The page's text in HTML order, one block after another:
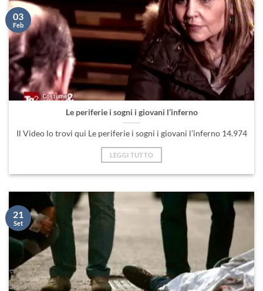
Le periferie i sogni i giovani l’inferno
Il Video lo trovi qui Le periferie i sogni i giovani l’inferno 14.974
LEGGI TUTTO
Sulla scia di sangue di Napoli e Provincia
Set